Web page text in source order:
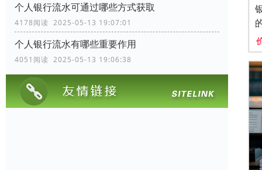
个人银行流水可通过哪些方式获取
4178阅读 2025-05-13 19:07:01
个人银行流水有哪些重要作用
4051阅读 2025-05-13 19:06:38